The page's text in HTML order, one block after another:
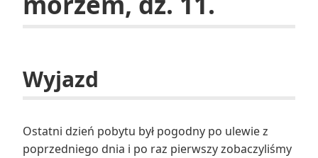
Wyjazd
Ostatni dzień pobytu był pogodny po ulewie z
poprzedniego dnia i po raz pierwszy zobaczyliśmy